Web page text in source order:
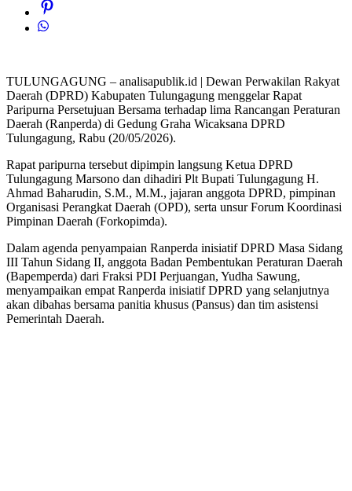
TULUNGAGUNG – analisapublik.id | Dewan Perwakilan Rakyat
Daerah (DPRD) Kabupaten Tulungagung menggelar Rapat
Paripurna Persetujuan Bersama terhadap lima Rancangan Peraturan
Daerah (Ranperda) di Gedung Graha Wicaksana DPRD
Tulungagung, Rabu (20/05/2026).
Rapat paripurna tersebut dipimpin langsung Ketua DPRD
Tulungagung Marsono dan dihadiri Plt Bupati Tulungagung H.
Ahmad Baharudin, S.M., M.M., jajaran anggota DPRD, pimpinan
Organisasi Perangkat Daerah (OPD), serta unsur Forum Koordinasi
Pimpinan Daerah (Forkopimda).
Dalam agenda penyampaian Ranperda inisiatif DPRD Masa Sidang
III Tahun Sidang II, anggota Badan Pembentukan Peraturan Daerah
(Bapemperda) dari Fraksi PDI Perjuangan, Yudha Sawung,
menyampaikan empat Ranperda inisiatif DPRD yang selanjutnya
akan dibahas bersama panitia khusus (Pansus) dan tim asistensi
Pemerintah Daerah.